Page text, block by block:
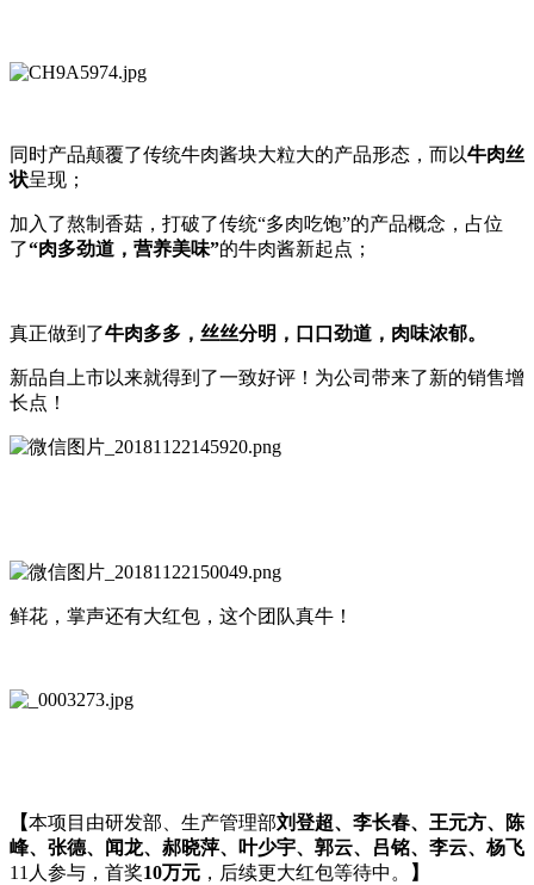
同时产品颠覆了传统牛肉酱块大粒大的产品形态，而以牛肉丝
状呈现；
加入了熬制香菇，打破了传统“多肉吃饱”的产品概念，占位
了“肉多劲道，营养美味”的牛肉酱新起点；
真正做到了牛肉多多，丝丝分明，口口劲道，肉味浓郁。
新品自上市以来就得到了一致好评！为公司带来了新的销售增
长点！
鲜花，掌声还有大红包，这个团队真牛！
【本项目由研发部、生产管理部刘登超、李长春、王元方、陈
峰、张德、闻龙、郝晓萍、叶少宇、郭云、吕铭、李云、杨飞
11人参与，首奖10万元 ，后续更大红包等待中。 】